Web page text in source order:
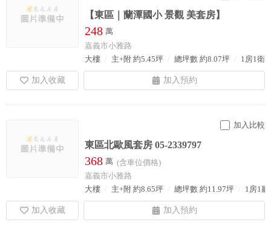
【東區｜蘭潭國小 景觀 美套房】
248 萬
嘉義市小雅路
大樓
主+附 約5.45坪 總坪數 約8.07坪 1房1衛
加入比較
東區北歐風套房 05-2339797
368 萬 (含車位價格)
嘉義市小雅路
大樓
主+附 約8.65坪 總坪數 約11.97坪 1房1